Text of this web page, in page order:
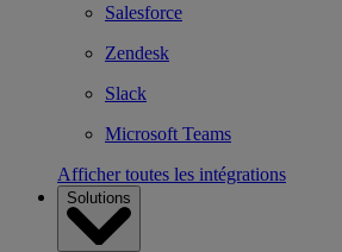
Salesforce
Zendesk
Slack
Microsoft Teams
Afficher toutes les intégrations
Solutions